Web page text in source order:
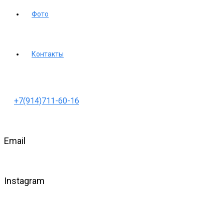
Фото
Контакты
+7(914)711-60-16
Email
Instagram